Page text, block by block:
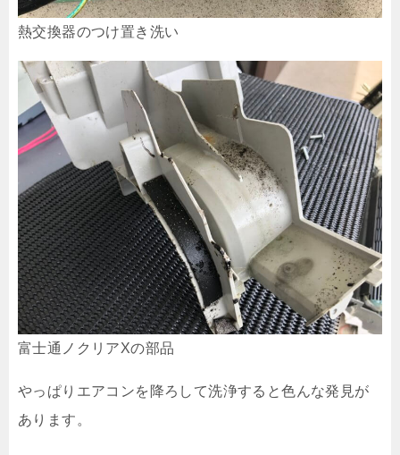
熱交換器のつけ置き洗い
富士通ノクリアXの部品
やっぱりエアコンを降ろして洗浄すると色んな発見が
あります。